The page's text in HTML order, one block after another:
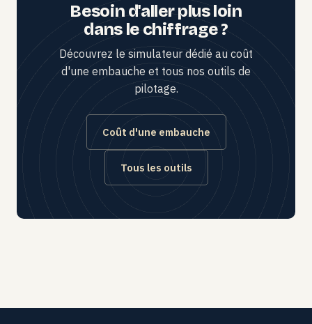
Besoin d'aller plus loin
dans le chiffrage ?
Découvrez le simulateur dédié au coût
d'une embauche et tous nos outils de
pilotage.
Coût d'une embauche
Tous les outils